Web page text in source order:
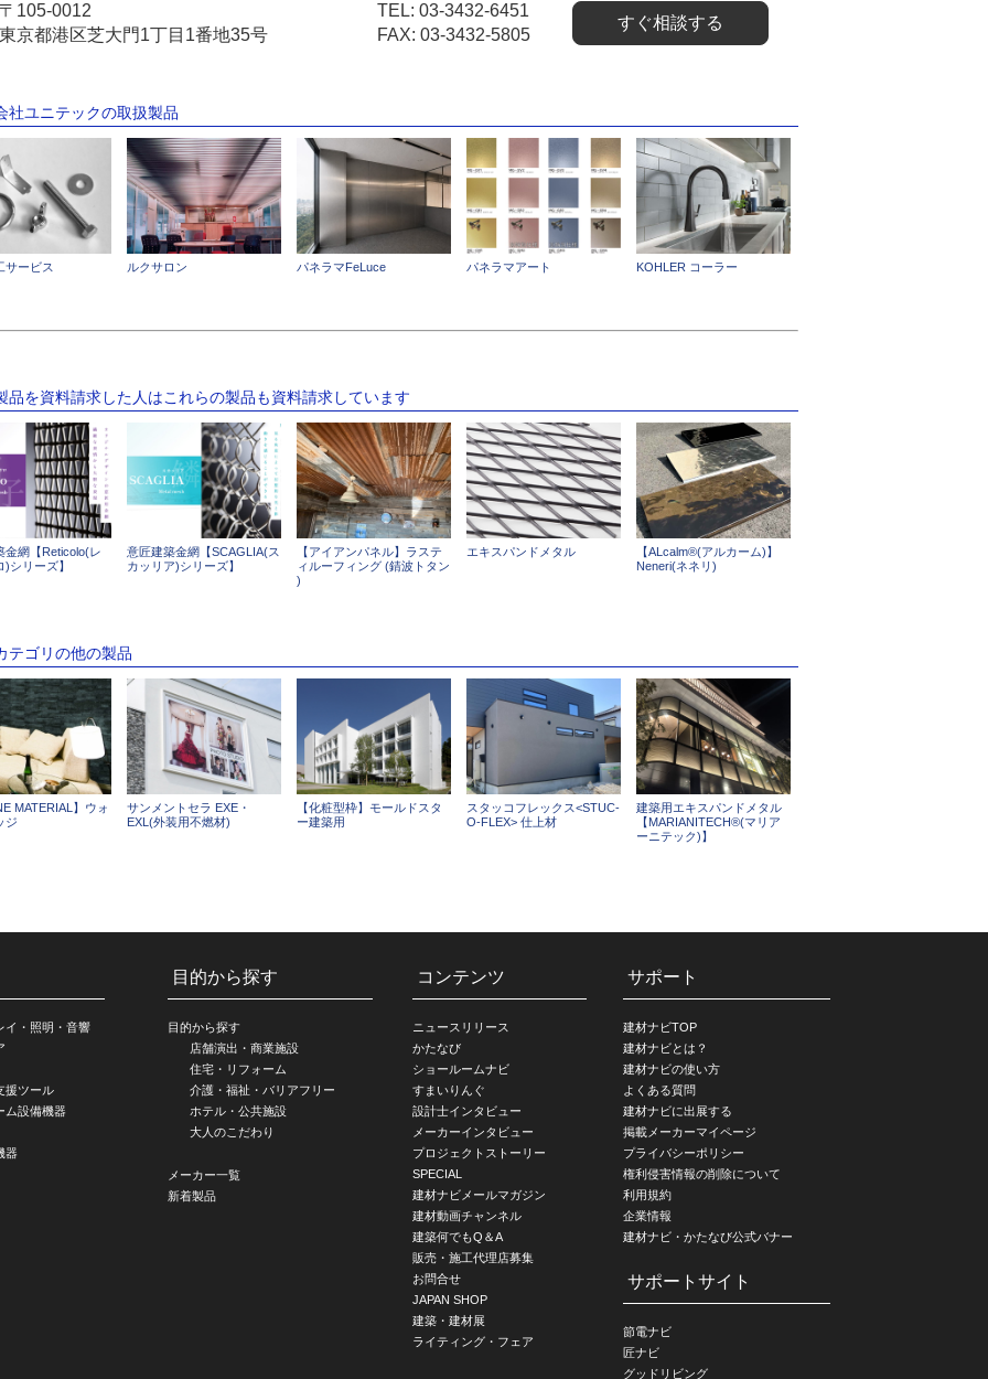
〒105-0012
東京都港区芝大門1丁目1番地35号
TEL: 03-3432-6451
FAX: 03-3432-5805
すぐ相談する
社ユニテックの取扱製品
サービス ルクサロン パネラマFeLuce パネラマアート KOHLER コーラー
品を資料請求した人はこれらの製品も資料請求しています
金網【Reticolo(レ
)シリーズ】
意匠建築金網【SCAGLIA(ス
カッリア)シリーズ】
【アイアンパネル】ラステ
ィルーフィング (錆波トタン
)
エキスパンドメタル
【ALcalm®(アルカーム)】
Neneri(ネネリ)
テゴリの他の製品
MATERIAL】ウォ
ジ
サンメントセラ EXE・
EXL(外装用不燃材)
【化粧型枠】モールドスタ
ー建築用
スタッコフレックス<STUC-
O-FLEX> 仕上材
建築用エキスパンドメタル
【MARIANITECH®(マリア
ーニテック)】
イ・照明・音響
援ツール
ム設備機器
器
目的から探す
目的から探す
店舗演出・商業施設
住宅・リフォーム
介護・福祉・バリアフリー
ホテル・公共施設
大人のこだわり
メーカー一覧
新着製品
コンテンツ
ニュースリリース
かたなび
ショールームナビ
すまいりんぐ
設計士インタビュー
メーカーインタビュー
プロジェクトストーリー
SPECIAL
建材ナビメールマガジン
建材動画チャンネル
建築何でもQ＆A
販売・施工代理店募集
お問合せ
JAPAN SHOP
建築・建材展
ライティング・フェア
サポート
建材ナビTOP
建材ナビとは？
建材ナビの使い方
よくある質問
建材ナビに出展する
掲載メーカーマイページ
プライバシーポリシー
権利侵害情報の削除について
利用規約
企業情報
建材ナビ・かたなび公式バナー
サポートサイト
節電ナビ
匠ナビ
グッドリビング